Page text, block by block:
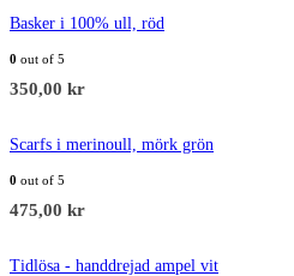
Basker i 100% ull, röd
0 out of 5
350,00 kr
Scarfs i merinoull, mörk grön
0 out of 5
475,00 kr
Tidlösa - handdrejad ampel vit